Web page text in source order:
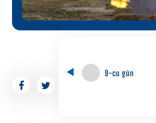
9-cu gün